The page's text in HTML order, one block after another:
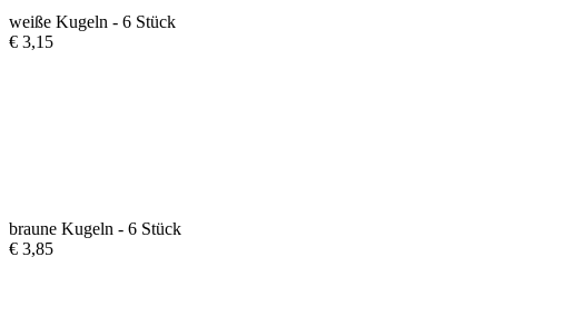
weiße Kugeln - 6 Stück
€ 3,15
braune Kugeln - 6 Stück
€ 3,85